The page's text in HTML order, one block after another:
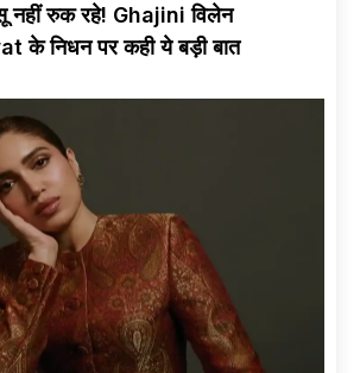
BJP Insider
Reveals Congress
Truth | Dolly
EXCLUSIVE
PODCAST COMING
SOON | Dolly
Sharma x Sadhna
Bharti | Congress
रुक रहे! Ghajini विलेन
के निधन पर कही ये बड़ी बात